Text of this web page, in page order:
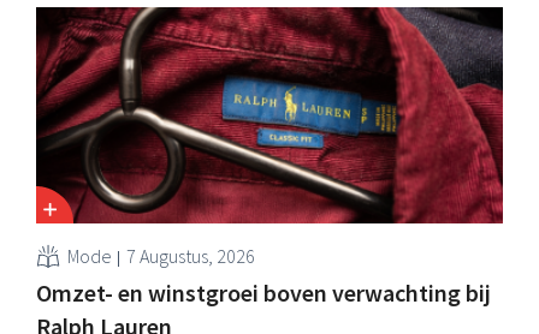
sanering volgt op eerdere ingrepen in Nederland, België
en Spanje waarbij al honderden jobs verloren gingen.
Mode 7 Augustus, 2026
Omzet- en winstgroei boven verwachting bij
Ralph Lauren